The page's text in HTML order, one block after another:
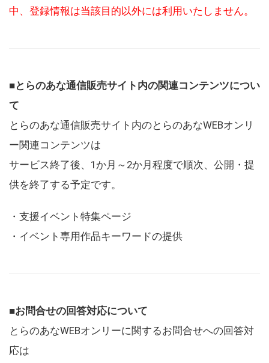
中、登録情報は当該目的以外には利用いたしません。
■とらのあな通信販売サイト内の関連コンテンツについ
て
とらのあな通信販売サイト内のとらのあなWEBオンリ
ー関連コンテンツは
サービス終了後、1か月～2か月程度で順次、公開・提
供を終了する予定です。
・支援イベント特集ページ
・イベント専用作品キーワードの提供
■お問合せの回答対応について
とらのあなWEBオンリーに関するお問合せへの回答対
応は